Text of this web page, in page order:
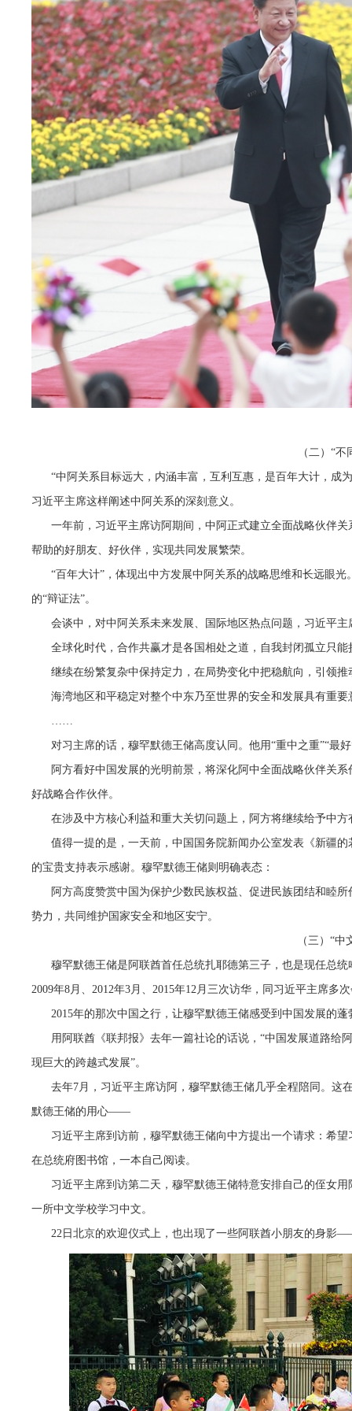
（二）“
“中阿关系目标远大，内涵丰富，互利互惠，是百年大计，成
习近平主席这样阐述中阿关系的深刻意义。
一年前，习近平主席访阿期间，中阿正式建立全面战略伙伴
帮助的好朋友、好伙伴，实现共同发展繁荣。
“百年大计”，体现出中方发展中阿关系的战略思维和长远眼
的“辩证法”。
会谈中，对中阿关系未来发展、国际地区热点问题，习近平
全球化时代，合作共赢才是各国相处之道，自我封闭孤立只能
继续在纷繁复杂中保持定力，在局势变化中把稳航向，引领
海湾地区和平稳定对整个中东乃至世界的安全和发展具有重
对习主席的话，穆罕默德王储高度认同。他用“重中之重”“
阿方看好中国发展的光明前景，将深化阿中全面战略伙伴关
好战略合作伙伴。
在涉及中方核心利益和重大关切问题上，阿方将继续给予中方
值得一提的是，一天前，中国国务院新闻办公室发表《新疆
的宝贵支持表示感谢。穆罕默德王储则明确表态：
阿方高度赞赏中国为保护少数民族权益、促进民族团结和睦
势力，共同维护国家安全和地区安宁。
（三）“
穆罕默德王储是阿联酋首任总统扎耶德第三子，也是现任总
2009年8月、2012年3月、2015年12月三次访华，同习近平主席多
2015年的那次中国之行，让穆罕默德王储感受到中国发展的
用阿联酋《联邦报》去年一篇社论的话说，“中国发展道路给
现巨大的跨越式发展”。
去年7月，习近平主席访阿，穆罕默德王储几乎全程陪同。这
默德王储的用心——
习近平主席到访前，穆罕默德王储向中方提出一个请求：希
在总统府图书馆，一本自己阅读。
习近平主席到访第二天，穆罕默德王储特意安排自己的侄女
一所中文学校学习中文。
22日北京的欢迎仪式上，也出现了一些阿联酋小朋友的身影